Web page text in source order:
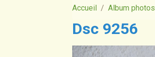
Accueil Album photos
Dsc 9256